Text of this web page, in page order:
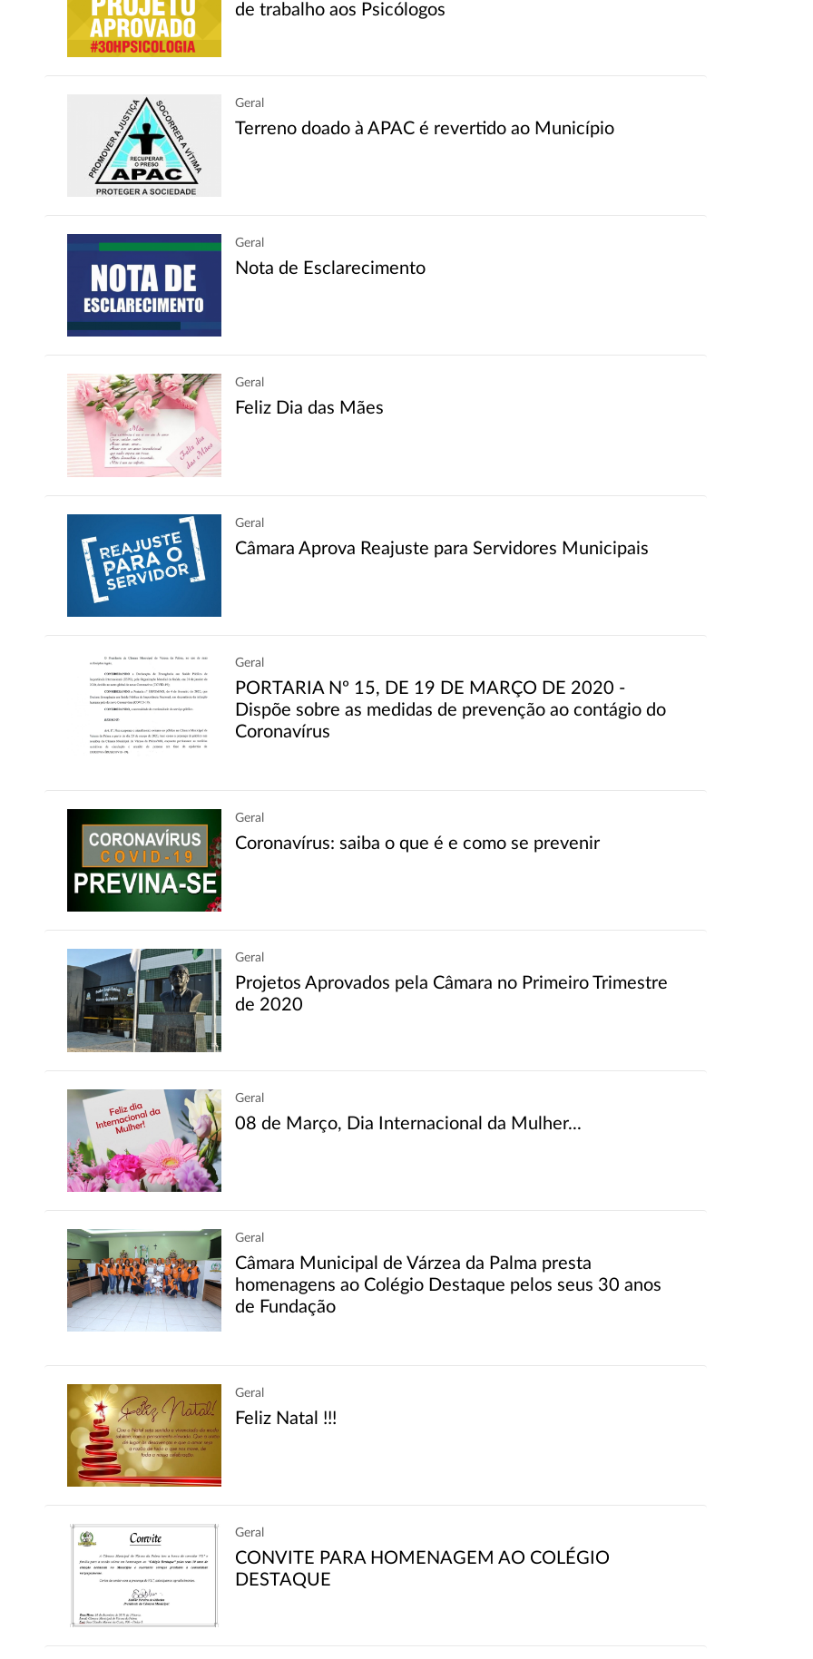
de trabalho aos Psicólogos
Geral
Terreno doado à APAC é revertido ao Município
Geral
Nota de Esclarecimento
Geral
Feliz Dia das Mães
Geral
Câmara Aprova Reajuste para Servidores Municipais
Geral
PORTARIA Nº 15, DE 19 DE MARÇO DE 2020 -
Dispõe sobre as medidas de prevenção ao contágio do
Coronavírus
Geral
Coronavírus: saiba o que é e como se prevenir
Geral
Projetos Aprovados pela Câmara no Primeiro Trimestre
de 2020
Geral
08 de Março, Dia Internacional da Mulher...
Geral
Câmara Municipal de Várzea da Palma presta
homenagens ao Colégio Destaque pelos seus 30 anos
de Fundação
Geral
Feliz Natal !!!
Geral
CONVITE PARA HOMENAGEM AO COLÉGIO
DESTAQUE